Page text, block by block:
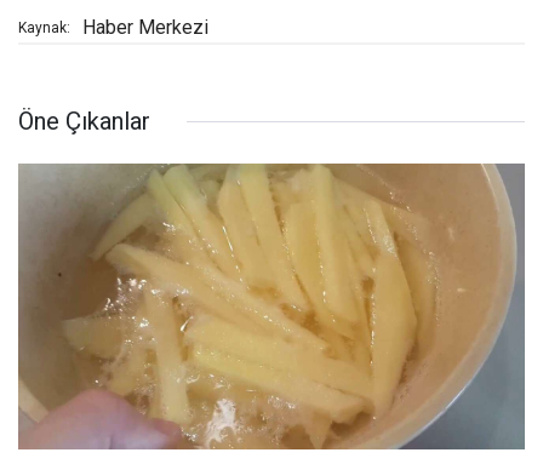
Kaynak: Haber Merkezi
Öne Çıkanlar